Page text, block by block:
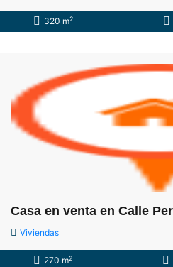
320 m2
Casa en venta en Calle
Viviendas
270 m2